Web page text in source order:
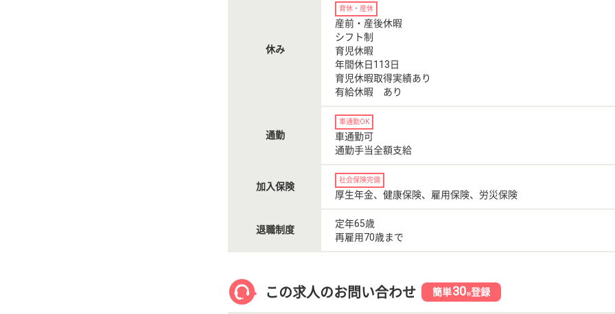
休み
育休・産休
産前・産後休暇
シフト制
育児休暇
年間休日113日
育児休暇取得実績あり
有給休暇 あり
通勤
車通勤OK
車通勤可
通勤手当全額支給
加入保険
社会保険完備
厚生年金、健康保険、雇用保険、労災保険
退職制度
定年65歳
再雇用70歳まで
この求人のお問い合わせ 簡単30秒登録